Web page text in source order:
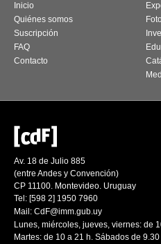
Inicio
Quiénes somos
Suscripción
FAQ
Contacto
Av. 18 de Julio 885
(entre Andes y Convención)
CP 11100. Montevideo. Uruguay
Tel: [598 2] 1950 7960
Mail: CdF@imm.gub.uy
Lunes, miércoles, jueves, viernes: de
Martes: de 10 a 21 h. Sábados de